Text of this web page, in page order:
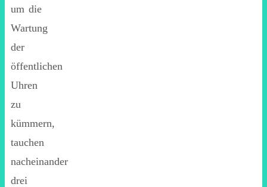
um die
Wartung
der
öffentlichen
Uhren
zu
kümmern,
tauchen
nacheinander
drei